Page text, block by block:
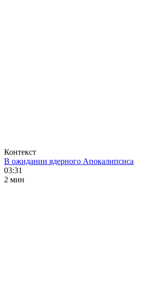
Контекст
В ожидании ядерного Апокалипсиса
03:31
2 мин